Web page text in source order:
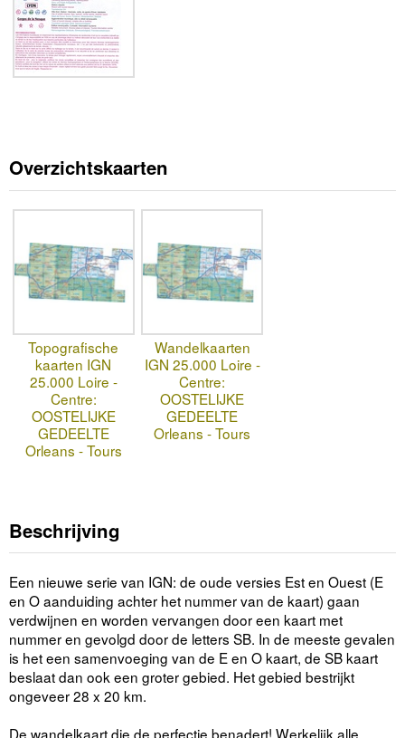
Overzichtskaarten
Topografische
kaarten IGN
25.000 Loire -
Centre:
OOSTELIJKE
GEDEELTE
Orleans - Tours
Wandelkaarten
IGN 25.000 Loire -
Centre:
OOSTELIJKE
GEDEELTE
Orleans - Tours
Beschrijving
Een nieuwe serie van IGN: de oude versies Est en Ouest (E
en O aanduiding achter het nummer van de kaart) gaan
verdwijnen en worden vervangen door een kaart met
nummer en gevolgd door de letters SB. In de meeste gevalen
is het een samenvoeging van de E en O kaart, de SB kaart
beslaat dan ook een groter gebied. Het gebied bestrijkt
ongeveer 28 x 20 km.
De wandelkaart die de perfectie benadert! Werkelijk alle